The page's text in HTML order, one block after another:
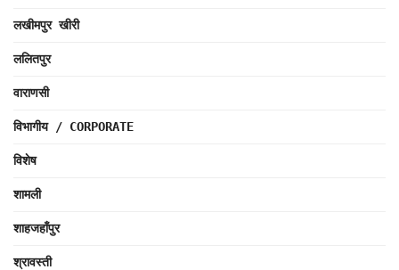
लखीमपुर खीरी
ललितपुर
वाराणसी
विभागीय / CORPORATE
विशेष
शामली
शाहजहाँपुर
श्रावस्ती